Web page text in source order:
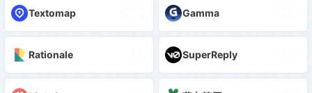
Textomap Gamma
Rationale SuperReply